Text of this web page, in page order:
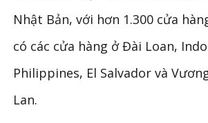
Nhật Bản, với hơn 1.300 cửa
có các cửa hàng ở Đài Loan,
Philippines, El Salvador và
Lan.